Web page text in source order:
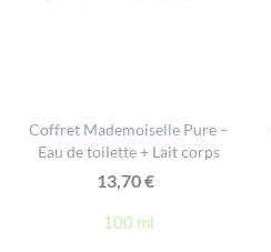
Coffret Mademoiselle Pure –
Eau de toilette + Lait corps
13,70€
100 ml